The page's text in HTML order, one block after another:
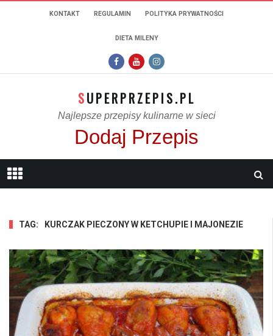
KONTAKT REGULAMIN POLITYKA PRYWATNOŚCI
DIETA MILENY
SUPERPRZEPIS.PL
Najlepsze przepisy kulinarne w sieci
Dodaj Przepis
TAG: KURCZAK PIECZONY W KETCHUPIE I MAJONEZIE